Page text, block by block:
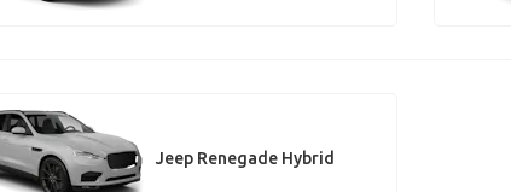
Jeep Renegade Hybrid